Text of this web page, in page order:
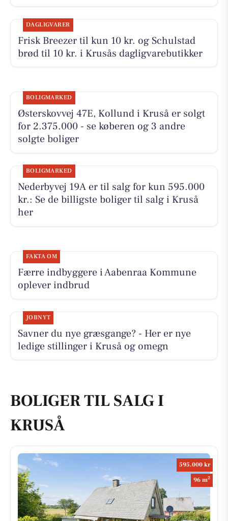
DAGLIGVARER
Frisk Breezer til kun 10 kr. og Schulstad
brød til 10 kr. i Krusås dagligvarebutikker
BOLIGMARKED
Østerskovvej 47E, Kollund i Kruså er solgt
for 2.375.000 - se køberen og 3 andre
solgte boliger
BOLIGMARKED
Nederbyvej 19A er til salg for kun 595.000
kr.: Se de billigste boliger til salg i Kruså
her
FAKTA OM
Færre indbyggere i Aabenraa Kommune
oplever indbrud
JOBNYT
Savner du nye græsgange? - Her er nye
ledige stillinger i Kruså og omegn
BOLIGER TIL SALG I
KRUSÅ
595.000 kr
96 m2